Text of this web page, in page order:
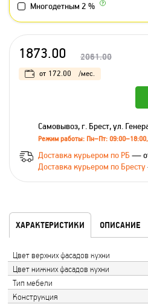
Многодетным 2 %
1873.00 2061.00
от 172.00 /мес.
Самовывоз, г. Брест, ул.
Режим работы: Пн–Пт:
Доставка курьером по РБ —
Доставка курьером по Бресту
ХАРАКТЕРИСТИКИ ОПИСАНИЕ
Цвет верхних фасадов кухни
Цвет нижних фасадов кухни
Тип мебели
Конструкция